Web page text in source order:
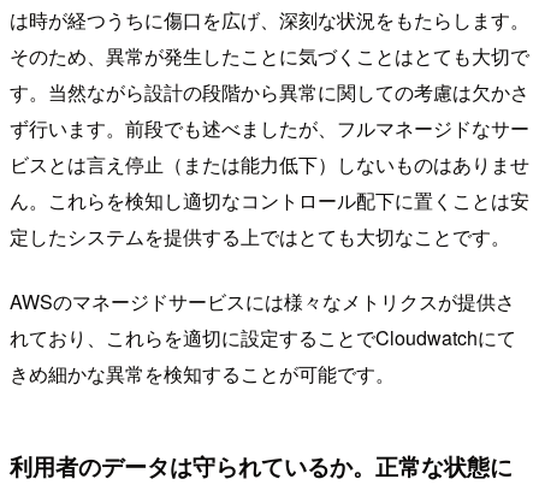
は時が経つうちに傷口を広げ、深刻な状況をもたらします。
そのため、異常が発生したことに気づくことはとても大切で
す。当然ながら設計の段階から異常に関しての考慮は欠かさ
ず行います。前段でも述べましたが、フルマネージドなサー
ビスとは言え停止（または能力低下）しないものはありませ
ん。これらを検知し適切なコントロール配下に置くことは安
定したシステムを提供する上ではとても大切なことです。
AWSのマネージドサービスには様々なメトリクスが提供さ
れており、これらを適切に設定することでCloudwatchにて
きめ細かな異常を検知することが可能です。
利用者のデータは守られているか。正常な状態に